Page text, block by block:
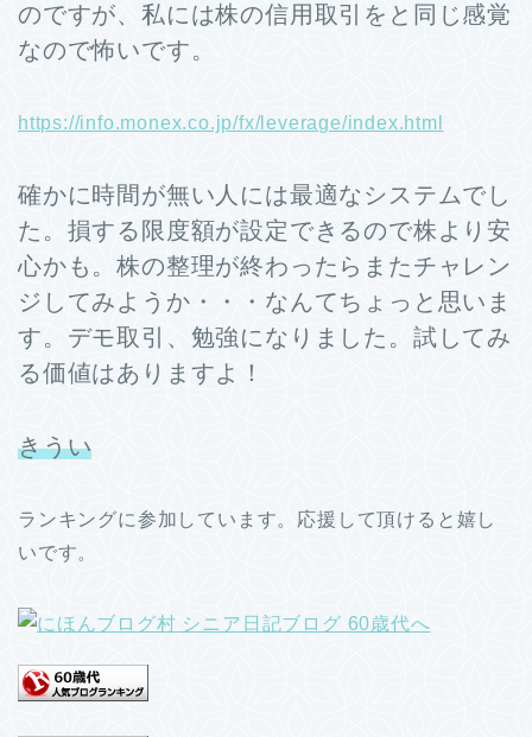
のですが、私には株の信用取引をと同じ感覚
なので怖いです。
https://info.monex.co.jp/fx/leverage/index.html
確かに時間が無い人には最適なシステムでし
た。損する限度額が設定できるので株より安
心かも。株の整理が終わったらまたチャレン
ジしてみようか・・・なんてちょっと思いま
す。デモ取引、勉強になりました。試してみ
る価値はありますよ！
きうい
ランキングに参加しています。応援して頂けると嬉し
いです。